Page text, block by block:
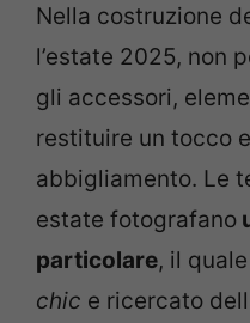
Nella costruzione
l’estate 2025, non
gli accessori,
restituire un tocco
abbigliamento. Le
estate fotografano
particolare, il
chic e ricercato